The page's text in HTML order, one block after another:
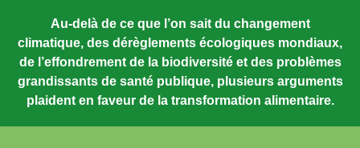
Au-delà de ce que l’on sait du changement
climatique, des dérèglements écologiques mondiaux,
de l’effondrement de la biodiversité et des problèmes
grandissants de santé publique, plusieurs arguments
plaident en faveur de la transformation alimentaire.